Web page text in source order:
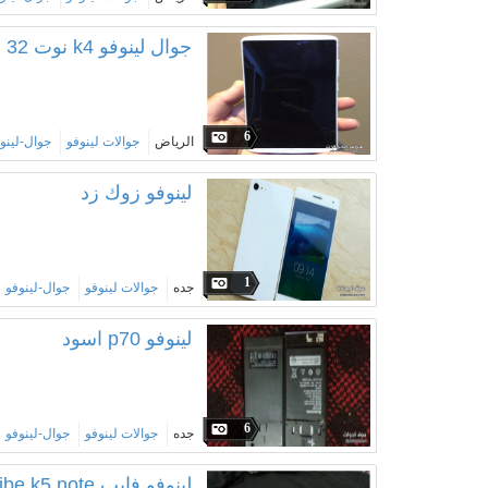
6
جوال لينوفو k4 نوت 32 قيقا ابيض
الرياض جوالات لينوفو جوال-
1
لينوفو زوك زد
جده جوالات لينوفو جوال-لينوفو
6
لينوفو p70 اسود
جده جوالات لينوفو جوال-لينوفو